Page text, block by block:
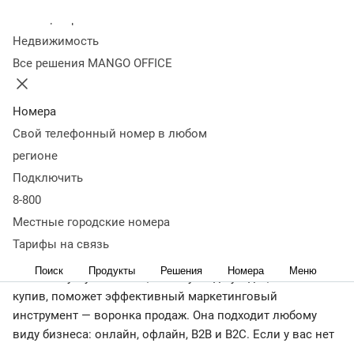
Недвижимость
Все решения MANGO OFFICE
Номера
Свой телефонный номер в любом
регионе
Подключить
8-800
Местные городские номера
Тарифы на связь
Поиск Продукты Решения Номера Меню
Оглавление
Что такое воронка продажДля чего нужна воронка
продаж
воронки продаж
построить воронку продаж
Пример воронки
продажКак оптимизировать воронку
автоматизировать воронку
эффективность
Вы хотите больше продавать, но не можете привлечь
клиентов? Запустили лендинг, работаете с соцсетями,
но все впустую. Понять, почему люди уходят, ничего не
купив, поможет эффективный маркетинговый
инструмент — воронка продаж. Она подходит любому
виду бизнеса: онлайн, офлайн, В2В и В2С. Если у вас нет